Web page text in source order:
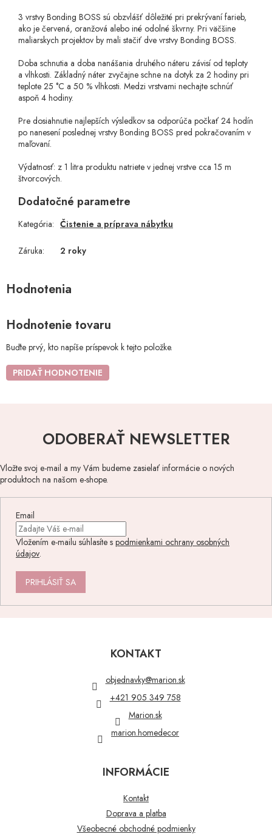
3 vrstvy Bonding BOSS sú obzvlášť dôležité pri prekrývaní farieb,
ako je červená, oranžová alebo iné odolné škvrny. Pri väčšine
maliarskych projektov by mali stačiť dve vrstvy Bonding BOSS.
Doba schnutia a doba nanášania druhého náteru závisí od teploty
a vlhkosti. Základný náter zvyčajne schne na dotyk za 2 hodiny pri
teplote 25 °C a 50 % vlhkosti. Medzi vrstvami nechajte schnúť
aspoň 4 hodiny.
Pre dosiahnutie najlepších výsledkov sa odporúča počkať 24 hodín
po nanesení poslednej vrstvy Bonding BOSS pred pokračovaním v
maľovaní.
Výdatnosť: z 1 litra produktu natriete v jednej vrstve cca 15 m
štvorcových.
Dodatočné parametre
Kategória: Čistenie a príprava nábytku
Záruka: 2 roky
Hodnotenie tovaru
Buďte prvý, kto napíše príspevok k tejto položke.
PRIDAŤ HODNOTENIE
ODOBERAŤ NEWSLETTER
Vložte svoj e-mail a my Vám budeme zasielať informácie o nových
produktoch na našom e-shope.
Email
Vložením e-mailu súhlasíte s podmienkami ochrany osobných
údajov.
PRIHLÁSIŤ SA
KONTAKT
objednavky@marion.sk
+421 905 349 758
Marion.sk
marion.homedecor
INFORMÁCIE
Kontakt
Doprava a platba
Všeobecné obchodné podmienky